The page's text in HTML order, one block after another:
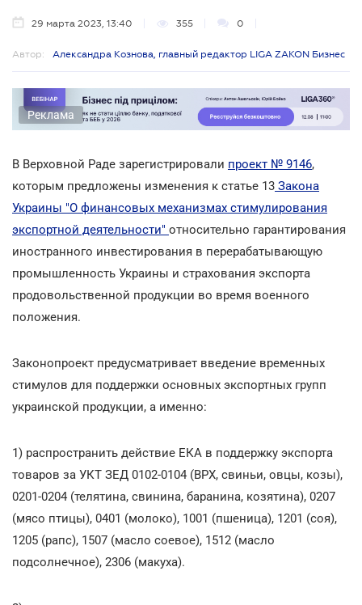
29 марта 2023, 13:40 355 0
Автор: Александра Кознова, главный редактор LIGA ZAKON Бизнес
Реклама
В Верховной Раде зарегистрировали проект № 9146,
которым предложены изменения к статье 13 Закона
Украины "О финансовых механизмах стимулирования
экспортной деятельности" относительно гарантирования
иностранного инвестирования в перерабатывающую
промышленность Украины и страхования экспорта
продовольственной продукции во время военного
положения.
Законопроект предусматривает введение временных
стимулов для поддержки основных экспортных групп
украинской продукции, а именно:
1) распространить действие ЕКА в поддержку экспорта
товаров за УКТ ЗЕД 0102-0104 (ВРХ, свиньи, овцы, козы),
0201-0204 (телятина, свинина, баранина, козятина), 0207
(мясо птицы), 0401 (молоко), 1001 (пшеница), 1201 (соя),
1205 (рапс), 1507 (масло соевое), 1512 (масло
подсолнечное), 2306 (макуха).